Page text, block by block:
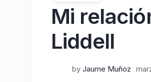
Mi
Liddell
by Jaume Muñoz